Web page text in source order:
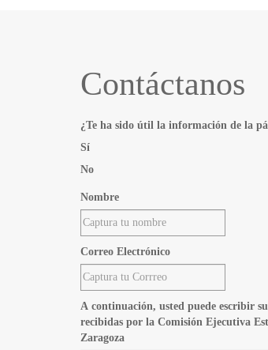
Contáctanos
¿Te ha sido útil la información de la
Sí
No
Nombre
Correo Electrónico
A continuación, usted puede escribir
recibidas por la Comisión Ejecutiva
Zaragoza